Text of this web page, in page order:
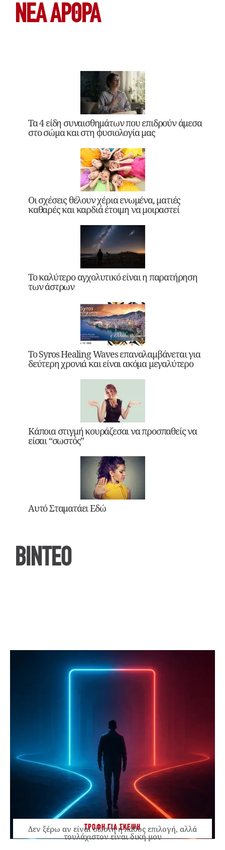
ΝΕΑ ΆΡΘΡΑ
Τα 4 είδη συναισθημάτων που επιδρούν άμεσα
στο σώμα και στη φυσιολογία μας
Οι σχέσεις θέλουν χέρια ενωμένα, ματιές
καθαρές και καρδιά έτοιμη να μοιραστεί
Το καλύτερο αγχολυτικό είναι η παρατήρηση
των άστρων
Το Syros Healing Waves επαναλαμβάνεται για
δεύτερη χρονιά και είναι ακόμα μεγαλύτερο
Κάποια στιγμή κουράζεσαι να προσπαθείς να
είσαι “σωστός”
Αυτό Σταματάει Εδώ
ΒΙΝΤΕΟ
ΤΡΟΦΗ ΓΙΑ ΣΚΕΨΗ
Δεν ξέρω αν είναι σωστή ή λάθος επιλογή, αλλά
τουλάχιστον είναι δική μου